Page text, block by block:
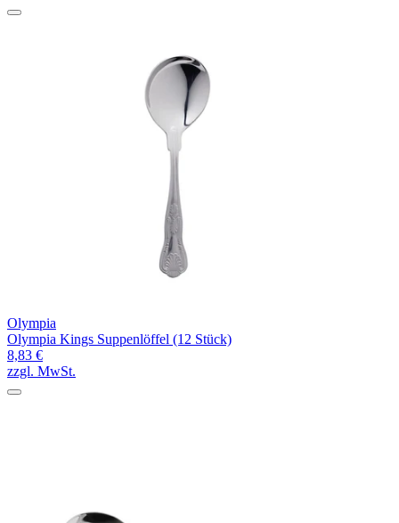
Olympia
Olympia Kings Suppenlöffel (12 Stück)
8,83 €
zzgl. MwSt.